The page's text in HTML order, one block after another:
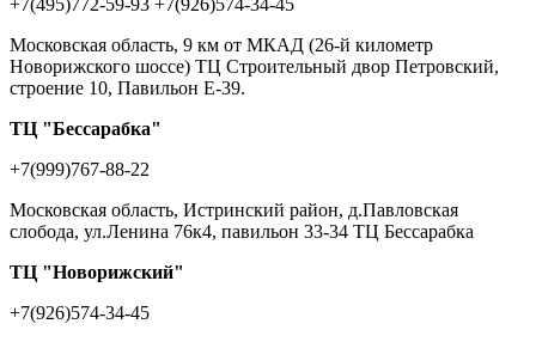
+7(495)772-59-93 +7(926)574-34-45
Московская область, 9 км от МКАД (26-й километр
Новорижского шоссе) ТЦ Строительный двор Петровский,
строение 10, Павильон Е-39.
ТЦ "Бессарабка"
+7(999)767-88-22
Московская область, Истринский район, д.Павловская
слобода, ул.Ленина 76к4, павильон 33-34 ТЦ Бессарабка
ТЦ "Новорижский"
+7(926)574-34-45